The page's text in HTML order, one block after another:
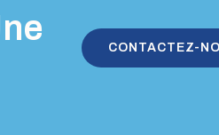
CONTACTEZ-